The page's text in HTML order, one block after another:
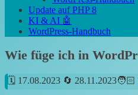
Update auf PHP 8
KI & AI 🤖
WordPress-Handbuch
Wie füge ich in
17.08.2023 28.11.2023